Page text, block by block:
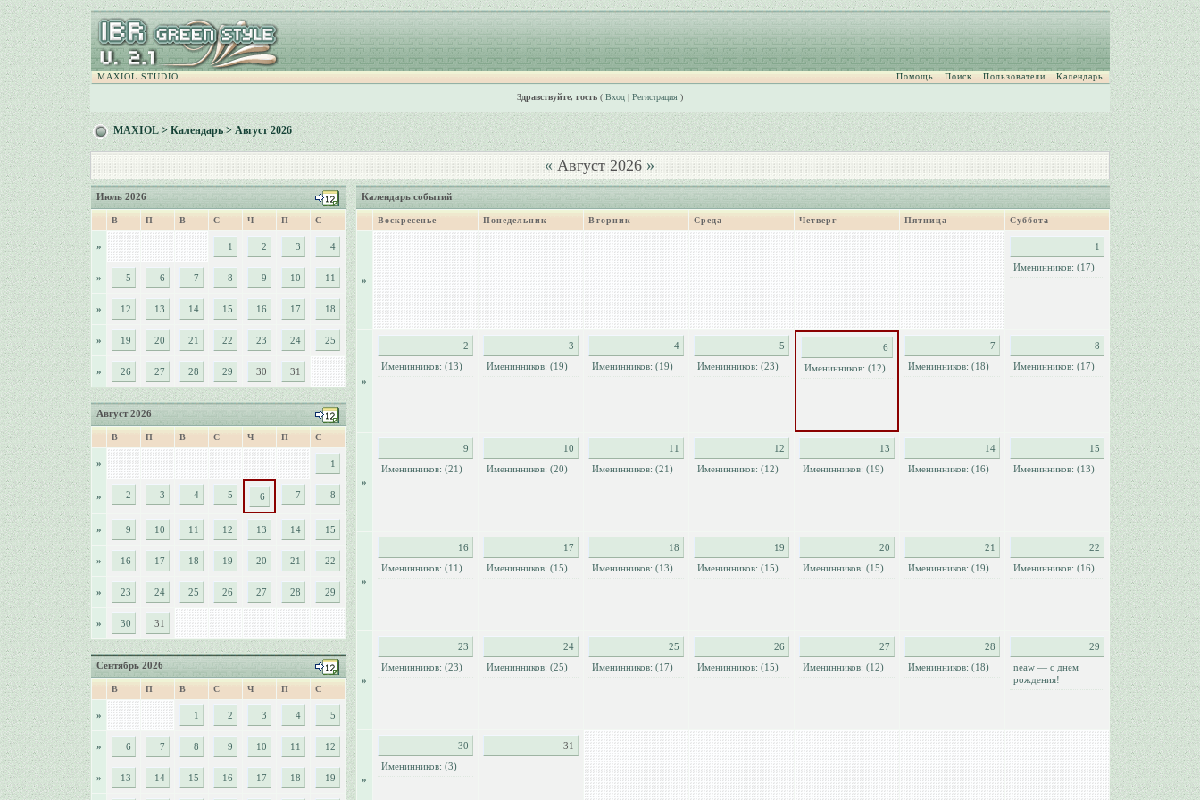
MAXIOL STUDIO Помощь Поиск Пользователи Календарь
Здравствуйте, гость( Вход| Регистрация)
MAXIOL>Календарь> Август 2026
«Август 2026»
Июль 2026
В П В С Ч П С
» 1 2 3 4
» 5 6 7 8 9 10 11
» 12 13 14 15 16 17 18
» 19 20 21 22 23 24 25
» 26 27 28 29 30 31
Август 2026
В П В С Ч П С
» 1
» 2 3 4 5 6 7 8
» 9 10 11 12 13 14 15
» 16 17 18 19 20 21 22
» 23 24 25 26 27 28 29
» 30 31
Сентябрь 2026
В П В С Ч П С
» 1 2 3 4 5
» 6 7 8 9 10 11 12
» 13 14 15 16 17 18 19
Календарь событий
Воскресенье Понедельник Вторник Среда Четверг Пятница Суббота
»
1
Именинников: (17)
»
2
Именинников: (13)
3
Именинников: (19)
4
Именинников: (19)
5
Именинников: (23)
6
Именинников: (12)
7
Именинников: (18)
8
Именинников: (17)
»
9
Именинников: (21)
10
Именинников: (20)
11
Именинников: (21)
12
Именинников: (12)
13
Именинников: (19)
14
Именинников: (16)
15
Именинников: (13)
»
16
Именинников: (11)
17
Именинников: (15)
18
Именинников: (13)
19
Именинников: (15)
20
Именинников: (15)
21
Именинников: (19)
22
Именинников: (16)
»
23
Именинников: (23)
24
Именинников: (25)
25
Именинников: (17)
26
Именинников: (15)
27
Именинников: (12)
28
Именинников: (18)
29
neaw — с днем
рождения!
»
30
Именинников: (3)
31